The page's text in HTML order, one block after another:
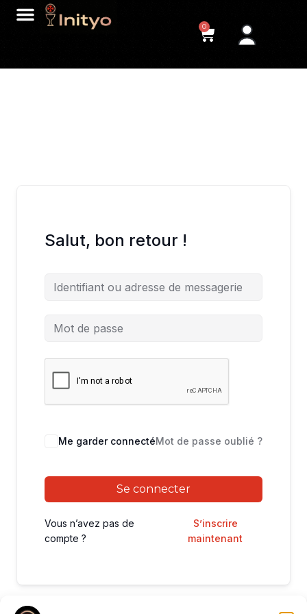
0
Salut, bon retour !
Me garder connectéMot de passe oublié ?
Se connecter
Vous n’avez pas de
compte ?
S’inscrire
maintenant